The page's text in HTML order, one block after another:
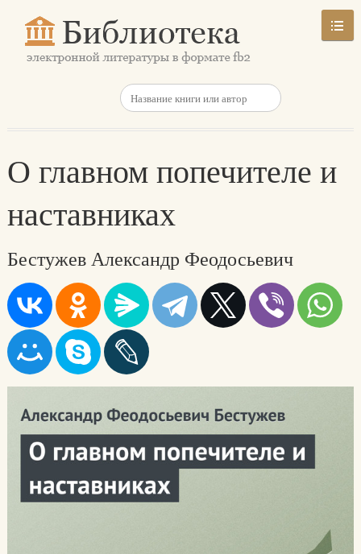
О главном попечителе и
наставниках
Бестужев Александр Феодосьевич